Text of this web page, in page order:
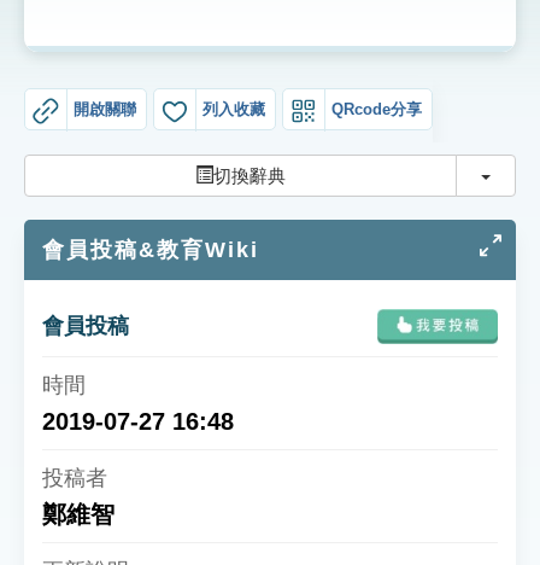
生字詞彙表
知識索引
遊戲專區
教學應用
開啟關聯 列入收藏 QRcode分享
切換辭典 切換
會員投稿&教育Wiki
會員投稿
2019-07-27 16:48
鄭維智